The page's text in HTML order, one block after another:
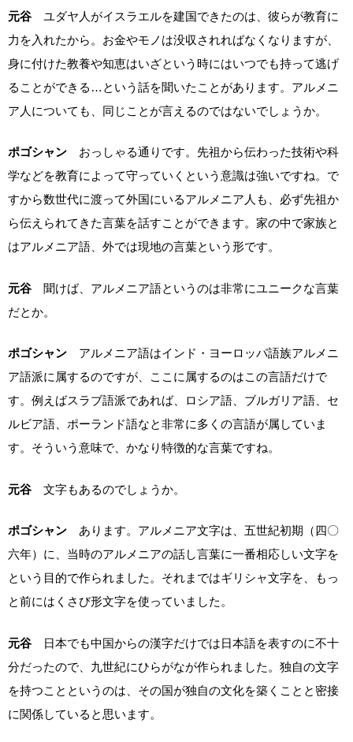
元谷 ユダヤ人がイスラエルを建国できたのは、彼らが教育に
力を入れたから。お金やモノは没収されればなくなりますが、
身に付けた教養や知恵はいざという時にはいつでも持って逃げ
ることができる…という話を聞いたことがあります。アルメニ
ア人についても、同じことが言えるのではないでしょうか。
ポゴシャン おっしゃる通りです。先祖から伝わった技術や科
学などを教育によって守っていくという意識は強いですね。で
すから数世代に渡って外国にいるアルメニア人も、必ず先祖か
ら伝えられてきた言葉を話すことができます。家の中で家族と
はアルメニア語、外では現地の言葉という形です。
元谷 聞けば、アルメニア語というのは非常にユニークな言葉
だとか。
ポゴシャン アルメニア語はインド・ヨーロッパ語族アルメニ
ア語派に属するのですが、ここに属するのはこの言語だけで
す。例えばスラブ語派であれば、ロシア語、ブルガリア語、セ
ルビア語、ポーランド語なと非常に多くの言語が属していま
す。そういう意味で、かなり特徴的な言葉ですね。
元谷 文字もあるのでしょうか。
ポゴシャン あります。アルメニア文字は、五世紀初期（四〇
六年）に、当時のアルメニアの話し言葉に一番相応しい文字を
という目的で作られました。それまではギリシャ文字を、もっ
と前にはくさび形文字を使っていました。
元谷 日本でも中国からの漢字だけでは日本語を表すのに不十
分だったので、九世紀にひらがなが作られました。独自の文字
を持つことというのは、その国が独自の文化を築くことと密接
に関係していると思います。